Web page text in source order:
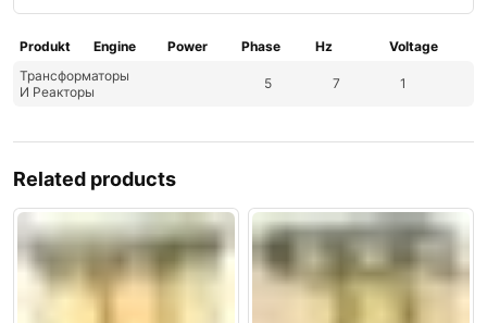
Produkt Engine Power Phase Hz
Voltage
Трансформаторы
И Реакторы
5 7 1
Related products